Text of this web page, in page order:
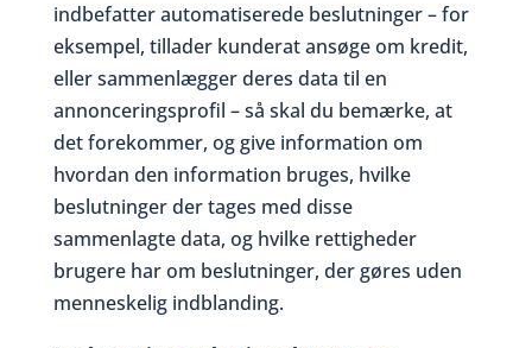
indbefatter automatiserede beslutninger – for
eksempel, tillader kunderat ansøge om kredit,
eller sammenlægger deres data til en
annonceringsprofil – så skal du bemærke, at
det forekommer, og give information om
hvordan den information bruges, hvilke
beslutninger der tages med disse
sammenlagte data, og hvilke rettigheder
brugere har om beslutninger, der gøres uden
menneskelig indblanding.